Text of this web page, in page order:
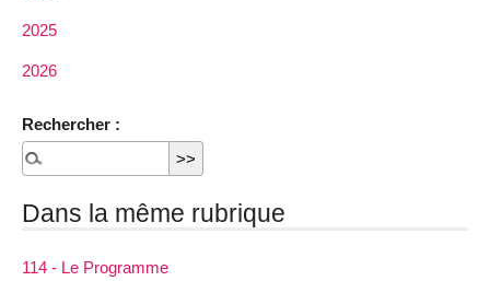
2025
2026
Rechercher :
Dans la même rubrique
114 - Le Programme